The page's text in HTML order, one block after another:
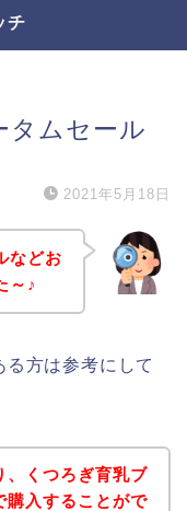
チ
タムセール
2021年5月18日
などお
～♪
方は参考にして
、くつろぎ育乳ブ
購入することがで